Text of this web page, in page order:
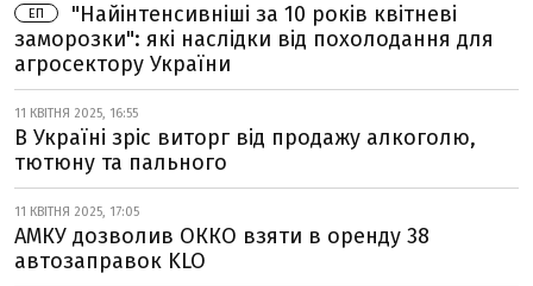
ЕП
"Найінтенсивніші за 10 років квітневі
заморозки": які наслідки від похолодання для
агросектору України
11 КВІТНЯ 2025, 16:55
В Україні зріс виторг від продажу алкоголю,
тютюну та пального
11 КВІТНЯ 2025, 17:05
АМКУ дозволив ОККО взяти в оренду 38
автозаправок KLO